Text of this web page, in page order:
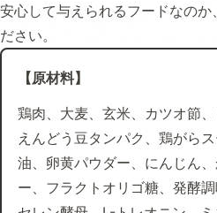
安心して与えられるフードなのか
ださい。
【原材料】
鶏肉、大麦、玄米、カツオ節、
えんどう豆タンパク、鶏がら
油、卵黄パウダー、にんじん
ー、フラクトオリゴ糖、発酵